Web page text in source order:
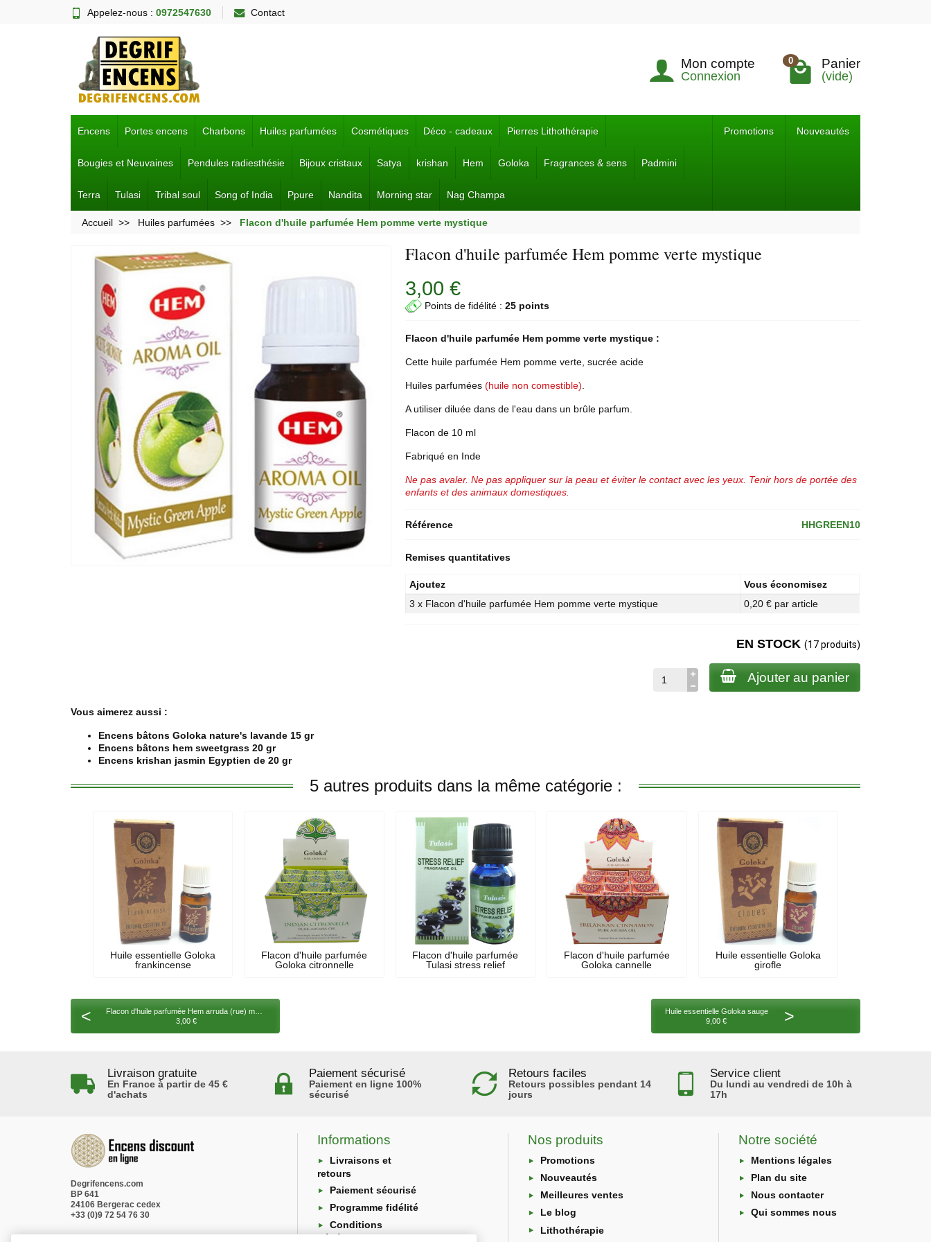
Appelez-nous : 0972547630 Contact
Mon compte
Connexion
0 Panier
(vide)
Encens Portes encens Charbons Huiles parfumées Cosmétiques Déco - cadeaux Pierres Lithothérapie
Bougies et Neuvaines Pendules radiesthésie Bijoux cristaux Satya krishan Hem Goloka Fragrances & sens Padmini
Terra Tulasi Tribal soul Song of India Ppure Nandita Morning star Nag Champa
Promotions Nouveautés
Accueil Huiles parfumées Flacon d'huile parfumée Hem pomme verte mystique
Flacon d'huile parfumée Hem pomme verte mystique
3,00 €
Points de fidélité :25 points
Flacon d'huile parfumée Hem pomme verte mystique :
Cette huile parfumée Hem pomme verte, sucrée acide
Huiles parfumées(huile non comestible)
A utiliser diluée dans de l'eau dans un brûle parfum.
Flacon de 10 ml
Fabriqué en Inde
Ne pas avaler. Ne pas appliquer sur la peau et éviter le contact avec les yeux. Tenir hors de portée des
enfants et des animaux domestiques.
Référence HHGREEN10
Remises quantitatives
Ajoutez
Vous économisez
3 x Flacon d'huile parfumée Hem pomme verte mystique
0,20 € par article
EN STOCK (17 produits)
Ajouter au panier
Vous aimerez aussi :
Encens bâtons Goloka nature's lavande 15 gr
Encens bâtons hem sweetgrass 20 gr
Encens krishan jasmin Egyptien de 20 gr
5 autres produits dans la même catégorie :
Huile essentielle Goloka
frankincense
Flacon d'huile parfumée
Goloka citronnelle
Flacon d'huile parfumée
Tulasi stress relief
Flacon d'huile parfumée
Goloka cannelle
Huile essentielle Goloka
girofle
<
Flacon d'huile parfumée Hem arruda (rue) mystique
3,00 €
Huile essentielle Goloka sauge
9,00 €
>
Livraison gratuite
En France à partir de 45 €
d'achats
Paiement sécurisé
Paiement en ligne 100%
sécurisé
Retours faciles
Retours possibles pendant 14
jours
Service client
Du lundi au vendredi de 10h à
17h
Degrifencens.com
BP 641
24106 Bergerac cedex
+33 (0)9 72 54 76 30
Informations
Livraisons et
retours
Paiement sécurisé
Programme fidélité
Conditions
générales
Nos produits
Promotions
Nouveautés
Meilleures ventes
Le blog
Lithothérapie
Notre société
Mentions légales
Plan du site
Nous contacter
Qui sommes nous